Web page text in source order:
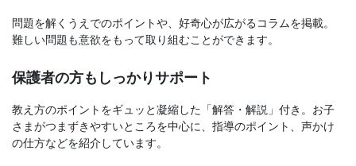
籍、
文
芸
書
問題を解くうえでのポイントや、好奇心が広がるコラムを掲載。
難しい問題も意欲をもって取り組むことができます。
保護者の方もしっかりサポート
教え方のポイントをギュッと凝縮した「解答・解説」付き。お子
さまがつまずきやすいところを中心に、指導のポイント、声かけ
の仕方などを紹介しています。